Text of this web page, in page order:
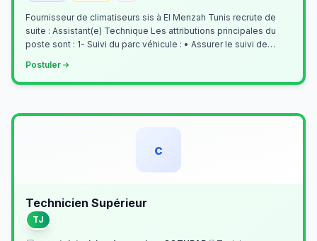
Fournisseur de climatiseurs sis à El Menzah Tunis recrute de
suite : Assistant(e) Technique Les attributions principales du
poste sont : 1- Suivi du parc véhicule : • Assurer le suivi de
Postuler
c
Technicien Supérieur
TJ